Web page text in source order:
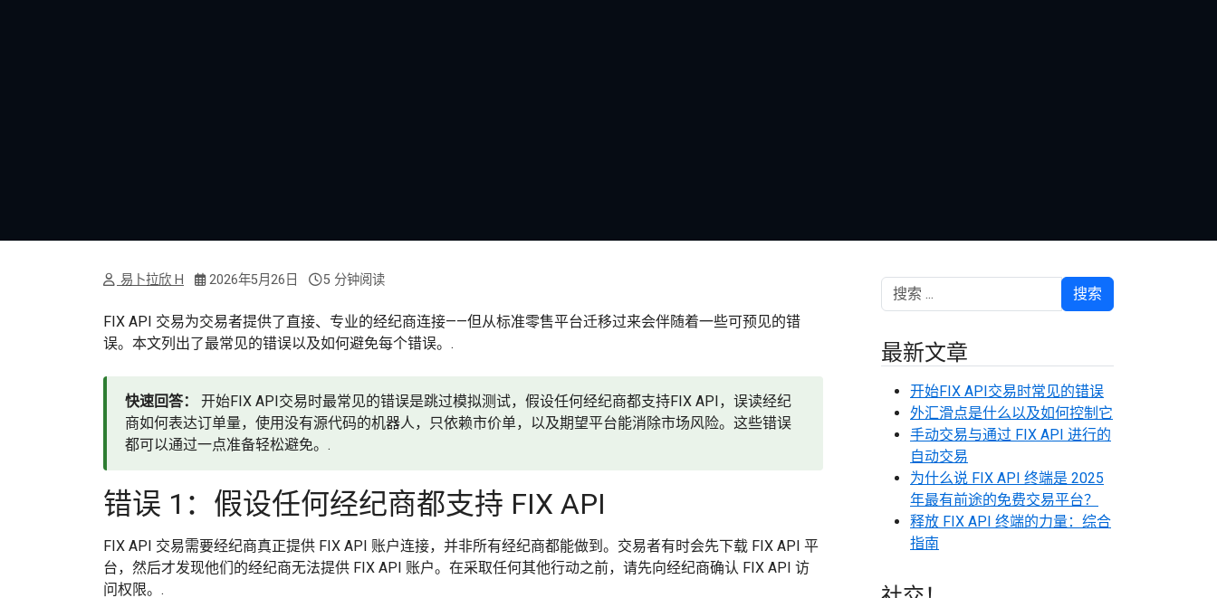
易卜拉欣 H 2026年5月26日 5 分钟阅读
FIX API 交易为交易者提供了直接、专业的经纪商连接——但从标准零售平台迁移过来会伴随着一些可预见的错
误。本文列出了最常见的错误以及如何避免每个错误。.
快速回答：
开始FIX API交易时最常见的错误是跳过模拟测试，假设任何经纪商都支持FIX API，误读经纪
商如何表达订单量，使用没有源代码的机器人，只依赖市价单，以及期望平台能消除市场风险。这些错误
都可以通过一点准备轻松避免。.
错误 1：假设任何经纪商都支持 FIX API
FIX API 交易需要经纪商真正提供 FIX API 账户连接，并非所有经纪商都能做到。交易者有时会先下载 FIX API 平
台，然后才发现他们的经纪商无法提供 FIX API 账户。在采取任何其他行动之前，请先向经纪商确认 FIX API 访
问权限。.
搜索
最新文章
开始FIX API交易时常见的错误
外汇滑点是什么以及如何控制它
手动交易与通过 FIX API 进行的
自动交易
为什么说 FIX API 终端是 2025
年最有前途的免费交易平台？
释放 FIX API 终端的力量：综合
指南